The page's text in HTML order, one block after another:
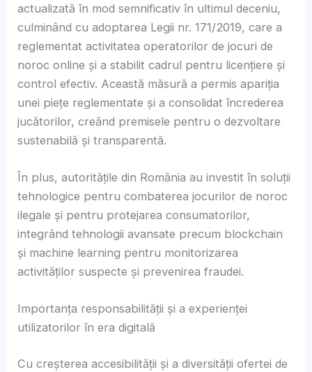
actualizată în mod semnificativ în ultimul deceniu,
culminând cu adoptarea Legii nr. 171/2019, care a
reglementat activitatea operatorilor de jocuri de
noroc online și a stabilit cadrul pentru licențiere și
control efectiv. Această măsură a permis apariția
unei piețe reglementate și a consolidat încrederea
jucătorilor, creând premisele pentru o dezvoltare
sustenabilă și transparentă.
În plus, autoritățile din România au investit în soluții
tehnologice pentru combaterea jocurilor de noroc
ilegale și pentru protejarea consumatorilor,
integrând tehnologii avansate precum blockchain
și machine learning pentru monitorizarea
activităților suspecte și prevenirea fraudei.
Importanța responsabilității și a experienței
utilizatorilor în era digitală
Cu creșterea accesibilității și a diversității ofertei de